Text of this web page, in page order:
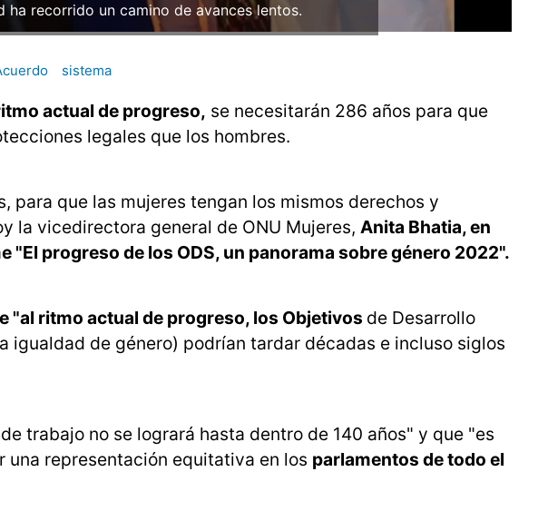
ha recorrido un camino de avances lentos.
sistema
actual de progreso, se necesitarán 286 años para que
legales que los hombres.
para que las mujeres tengan los mismos derechos y
la vicedirectora general de ONU Mujeres, Anita Bhatia, en
"El progreso de los ODS, un panorama sobre género 2022".
"al ritmo actual de progreso, los Objetivos de Desarrollo
igualdad de género) podrían tardar décadas e incluso siglos
trabajo no se logrará hasta dentro de 140 años" y que "es
una representación equitativa en los parlamentos de todo el